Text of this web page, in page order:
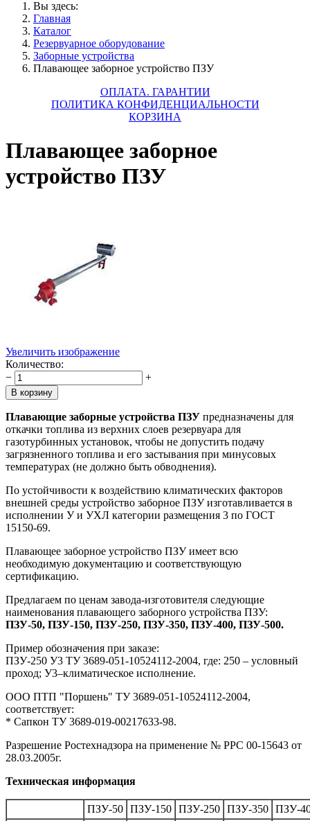
Вы здесь:
Главная
Каталог
Резервуарное оборудование
Заборные устройства
Плавающее заборное устройство ПЗУ
ОПЛАТА. ГАРАНТИИ
ПОЛИТИКА КОНФИДЕНЦИАЛЬНОСТИ
КОРЗИНА
Плавающее заборное
устройство ПЗУ
Увеличить изображение
Количество:
−
+
Плавающие заборные устройства ПЗУ предназначены для
откачки топлива из верхних слоев резервуара для
газотурбинных установок, чтобы не допустить подачу
загрязненного топлива и его застывания при минусовых
температурах (не должно быть обводнения).
По устойчивости к воздействию климатических факторов
внешней среды устройство заборное ПЗУ изготавливается в
исполнении У и УХЛ категории размещения 3 по ГОСТ
15150-69.
Плавающее заборное устройство ПЗУ имеет всю
необходимую документацию и соответствующую
сертификацию.
Предлагаем по ценам завода-изготовителя следующие
наименования плавающего заборного устройства ПЗУ:
ПЗУ-50, ПЗУ-150, ПЗУ-250, ПЗУ-350, ПЗУ-400, ПЗУ-500.
Пример обозначения при заказе:
ПЗУ-250 У3 ТУ 3689-051-10524112-2004, где: 250 – условный
проход; У3–климатическое исполнение.
ООО ПТП "Поршень" ТУ 3689-051-10524112-2004,
соответствует:
* Сапкон ТУ 3689-019-00217633-98.
Разрешение Ростехнадзора на применение № РРС 00-15643 от
28.03.2005г.
Техническая информация
ПЗУ-50 ПЗУ-150 ПЗУ-250 ПЗУ-350 ПЗУ-